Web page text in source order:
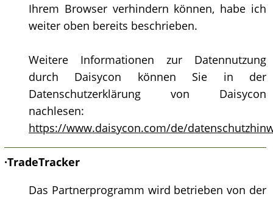
Ihrem Browser verhindern können, habe ich
weiter oben bereits beschrieben.
Weitere Informationen zur Datennutzung
durch Daisycon können Sie in der
Datenschutzerklärung von Daisycon
nachlesen:
https://www.daisycon.com/de/
·TradeTracker
Das Partnerprogramm wird betrieben von der